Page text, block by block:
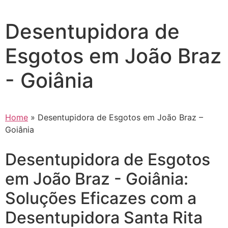
Desentupidora de
Esgotos em João Braz
- Goiânia
Home » Desentupidora de Esgotos em João Braz –
Goiânia
Desentupidora de Esgotos
em João Braz - Goiânia:
Soluções Eficazes com a
Desentupidora Santa Rita